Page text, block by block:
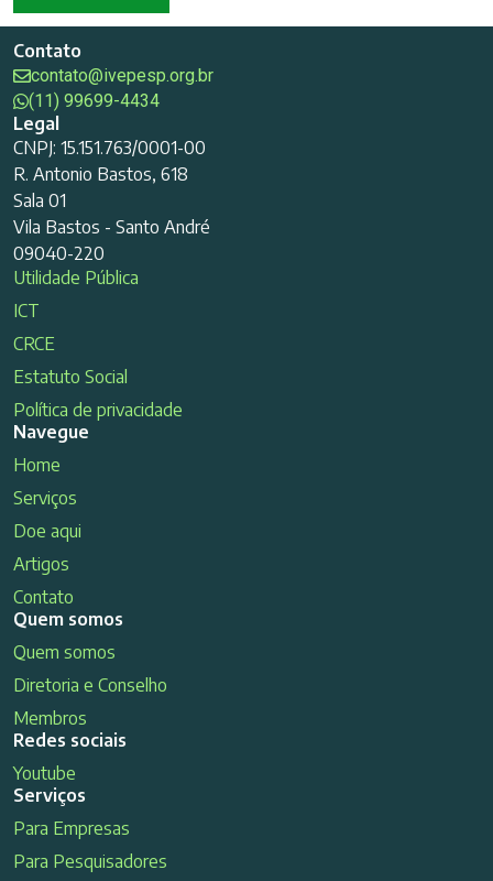
Contato
contato@ivepesp.org.br
(11) 99699-4434
Legal
CNPJ: 15.151.763/0001-00
R. Antonio Bastos, 618
Sala 01
Vila Bastos - Santo André
09040-220
Utilidade Pública
ICT
CRCE
Estatuto Social
Política de privacidade
Navegue
Home
Serviços
Doe aqui
Artigos
Contato
Quem somos
Quem somos
Diretoria e Conselho
Membros
Redes sociais
Youtube
Serviços
Para Empresas
Para Pesquisadores